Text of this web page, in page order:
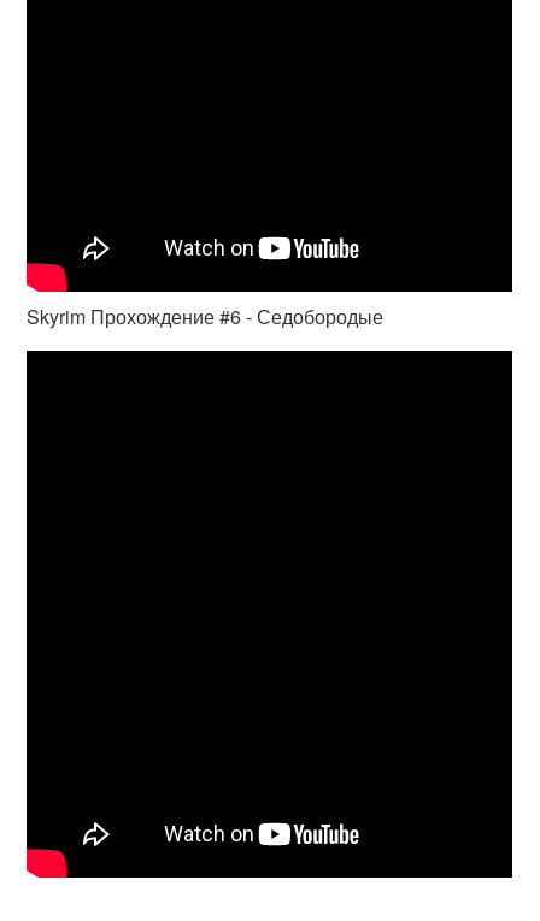
Skyrim Прохождение #6 - Седобородые